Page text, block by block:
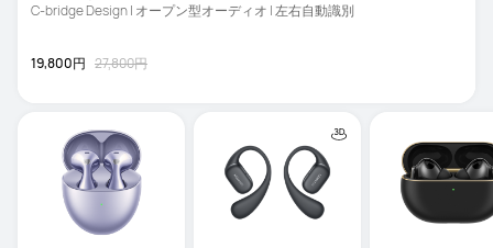
C-bridge Design | オープン型オーディオ | 左右自動識別
19,800円 27,800円